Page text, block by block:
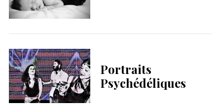
Portraits
Psychédéliques